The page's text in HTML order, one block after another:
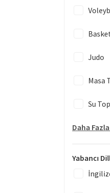
Judo
Masa
Su
Daha
Yabancı